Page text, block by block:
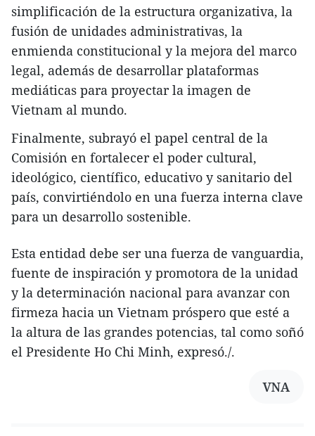
simplificación de la estructura organizativa, la
fusión de unidades administrativas, la
enmienda constitucional y la mejora del marco
legal, además de desarrollar plataformas
mediáticas para proyectar la imagen de
Vietnam al mundo.
Finalmente, subrayó el papel central de la
Comisión en fortalecer el poder cultural,
ideológico, científico, educativo y sanitario del
país, convirtiéndolo en una fuerza interna clave
para un desarrollo sostenible.
Esta entidad debe ser una fuerza de vanguardia,
fuente de inspiración y promotora de la unidad
y la determinación nacional para avanzar con
firmeza hacia un Vietnam próspero que esté a
la altura de las grandes potencias, tal como soñó
el Presidente Ho Chi Minh, expresó./.
VNA